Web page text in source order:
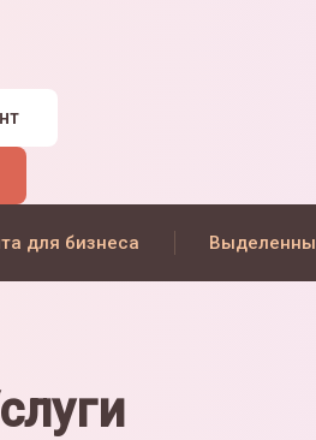
для бизнеса